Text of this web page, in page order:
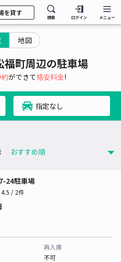
を貸す
検索 ログイン メニュー
地図
福町周辺の駐車場
約ができて格安料金!
指定なし
24駐車場
4.5 / 2件
再入庫
不可